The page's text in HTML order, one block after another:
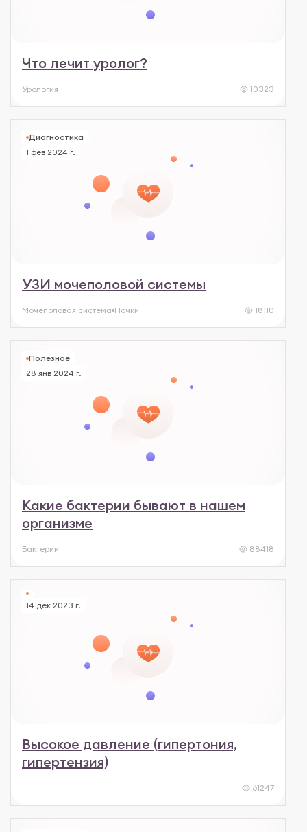
Что лечит уролог?
Урология 10323
Диагностика
1 фев 2024 г.
УЗИ мочеполовой системы
Мочеполовая система Почки 18110
Полезное
28 янв 2024 г.
Какие бактерии бывают в нашем
организме
Бактерии 88418
14 дек 2023 г.
Высокое давление (гипертония,
гипертензия)
61247